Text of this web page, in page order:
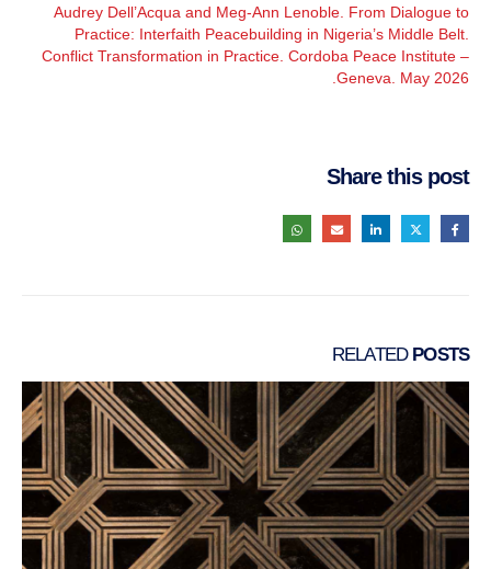
Audrey Dell’Acqua and Meg-Ann Lenoble. From Dialogue to
Practice: Interfaith Peacebuilding in Nigeria’s Middle Belt.
Conflict Transformation in Practice. Cordoba Peace Institute –
Geneva. May 2026.
Share this post
RELATED POSTS